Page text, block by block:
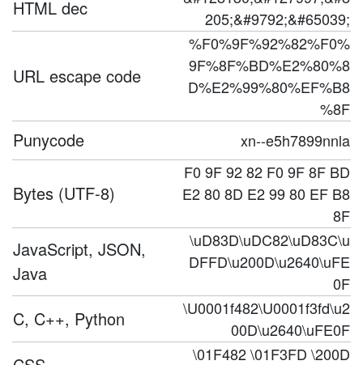
HTML dec
205;&#9792;&#65039;
URL escape code
%F0%9F%92%82%F0%
9F%8F%BD%E2%80%8
D%E2%99%80%EF%B8
%8F
Punycode xn--e5h7899nnla
Bytes (UTF-8)
F0 9F 92 82 F0 9F 8F BD
E2 80 8D E2 99 80 EF B8
8F
JavaScript, JSON,
Java
\uD83D\uDC82\uD83C\u
DFFD\u200D\u2640\uFE
0F
C, C++, Python
\U0001f482\U0001f3fd\u2
00D\u2640\uFE0F
\01F482 \01F3FD \200D